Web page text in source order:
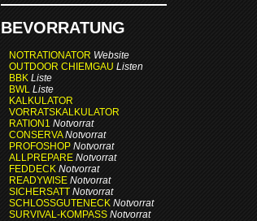
BEVORRATUNG
NOTRATIONATOR Website
OUTDOOR CHIEMGAU Listen
BBK Liste
BWL Liste
KALKULATOR
VORRATSKALKULATOR
RATION1 Notvorrat
CONSERVA Notvorrat
PROFOSHOP Notvorrat
ALLPREPARE Notvorrat
FEDDECK Notvorrat
READYWISE Notvorrat
SICHERSATT Notvorrat
SCHLOSSGUTENECK Notvorrat
SURVIVAL-KOMPASS Notvorrat